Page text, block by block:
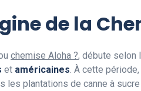
de la
chemise Aloha ?, débute selon
et américaines. À cette
les plantations de canne à